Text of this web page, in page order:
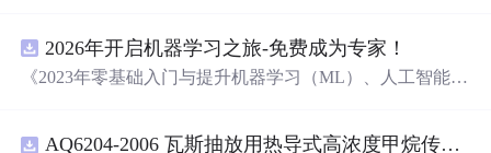
都能触动人心。
2026年开启机器学习之旅-免费成为专家！
《2023年零基础入门与提升机器学习（ML）、人工智能
AQ6204-2006 瓦斯抽放用热导式高浓度甲烷传感器-可搜索.pdf